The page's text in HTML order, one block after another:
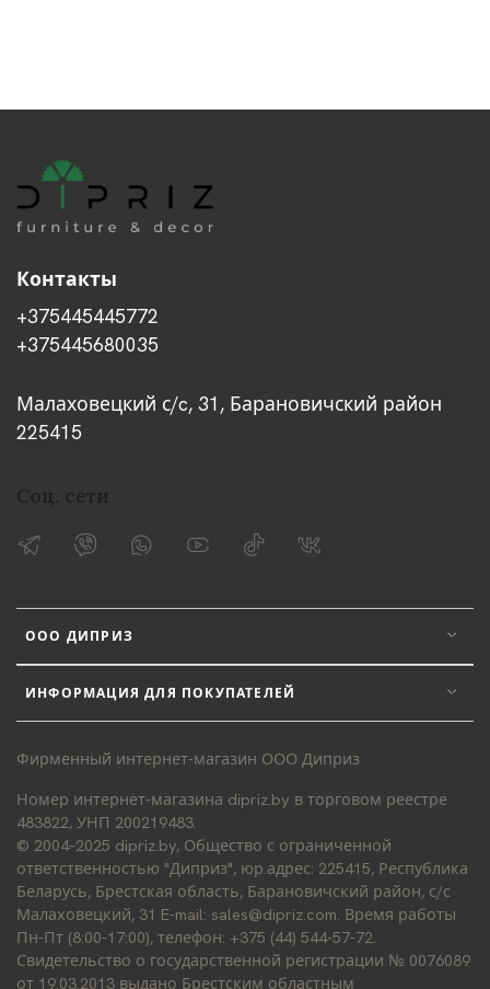
ООО ДИПРИЗ
ИНФОРМАЦИЯ ДЛЯ ПОКУПАТЕЛЕЙ
Контакты
+375445445772
+375445680035
Малаховецкий с/c, 31, Барановичский район
225415
Соц. сети
Фирменный интернет-магазин ООО Диприз
Номер интернет-магазина dipriz.by в торговом реестре
483822, УНП 200219483.
© 2004–2025 dipriz.by, Общество с ограниченной
ответственностью "Диприз", юр.адрес: 225415, Республика
Беларусь, Брестская область, Барановичский район, с/с
Малаховецкий, 31 E-mail: sales@dipriz.com. Время работы
Пн-Пт (8:00-17:00), телефон: +375 (44) 544-57-72.
Свидетельство о государственной регистрации № 0076089
от 19.03.2013 выдано Брестским областным